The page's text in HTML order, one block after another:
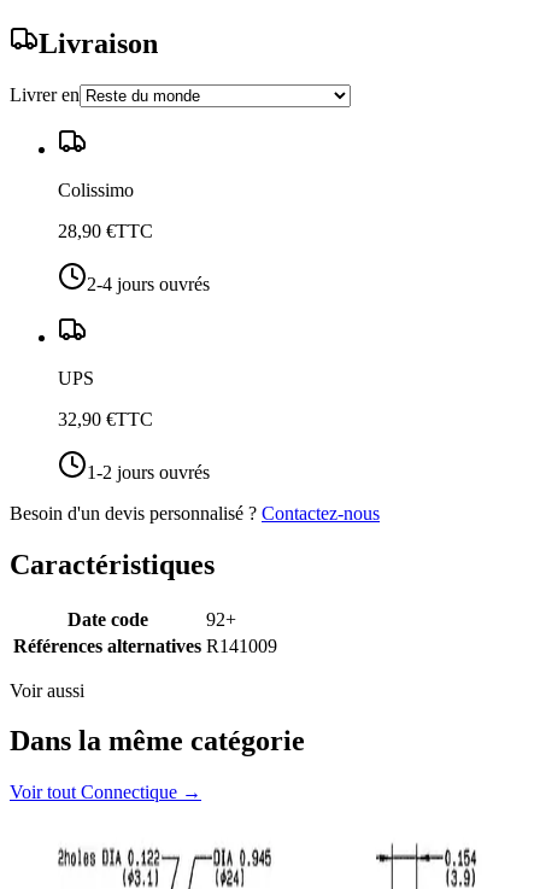
Livraison
Livrer en
Colissimo
28,90 €TTC
2-4 jours ouvrés
UPS
32,90 €TTC
1-2 jours ouvrés
Besoin d'un devis personnalisé ? Contactez-nous
Caractéristiques
Date code
92+
Références alternatives R141009
Voir aussi
Dans la même catégorie
Voir tout Connectique →